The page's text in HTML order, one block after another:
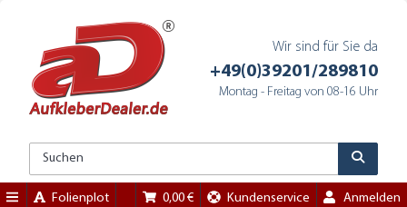
Wir sind für Sie da
+49(0)39201/289810
Montag - Freitag von 08-16 Uhr
Folienplot 0,00 € Kundenservice Anmelden